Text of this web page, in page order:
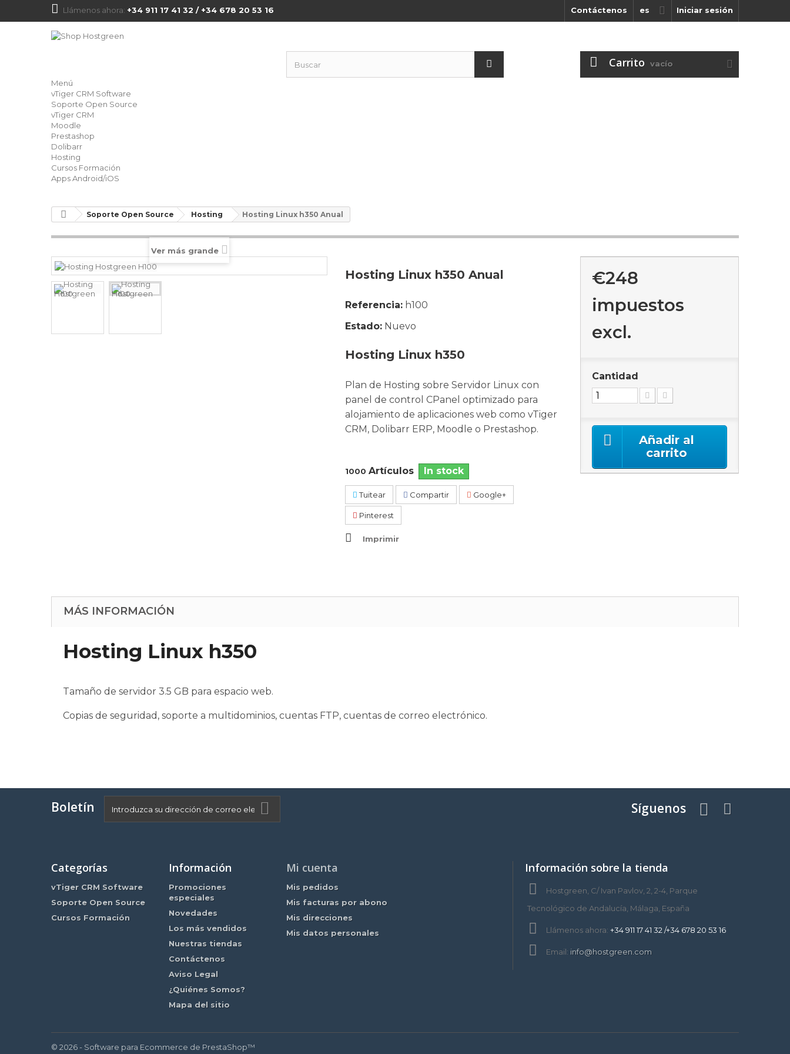
Iniciar sesión
es
Contáctenos
Llámenos ahora: +34 911 17 41 32 / +34 678 20 53 16
Carrito vacío
Menú
vTiger CRM Software
Soporte Open Source
vTiger CRM
Moodle
Prestashop
Dolibarr
Hosting
Cursos Formación
Apps Android/iOS
Soporte Open Source Hosting Hosting Linux h350 Anual
Ver más grande
Hosting Linux h350 Anual
Referencia: h100
Estado: Nuevo
Hosting Linux h350
Plan de Hosting sobre Servidor Linux con
panel de control CPanel optimizado para
alojamiento de aplicaciones web como vTiger
CRM, Dolibarr ERP, Moodle o Prestashop.
1000 Artículos In stock
Tuitear Compartir Google+
Pinterest
Imprimir
€248
impuestos
excl.
Cantidad
Añadir al
carrito
MÁS INFORMACIÓN
Hosting Linux h350
Tamaño de servidor 3.5 GB para espacio web.
Copias de seguridad, soporte a multidominios, cuentas FTP, cuentas de correo electrónico.
Boletín Síguenos
Categorías
vTiger CRM Software
Soporte Open Source
Cursos Formación
Información
Promociones
especiales
Novedades
Los más vendidos
Nuestras tiendas
Contáctenos
Aviso Legal
¿Quiénes Somos?
Mapa del sitio
© 2026 - Software para Ecommerce de PrestaShop™
Mi cuenta
Mis pedidos
Mis facturas por abono
Mis direcciones
Mis datos personales
Información sobre la tienda
Hostgreen, C/ Ivan Pavlov, 2, 2-4, Parque
Tecnológico de Andalucía, Málaga, España
Llámenos ahora: +34 911 17 41 32 /+34 678 20 53 16
Email: info@hostgreen.com